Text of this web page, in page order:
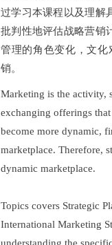
过学习本课程以及理解
批判性地评估战略营销
管理的角色变化，文
销。
Marketing is the activity,
exchanging offerings
become more dynamic,
marketplace. Therefore,
dynamic marketplace.
Topics covers Strategic
International Marketing